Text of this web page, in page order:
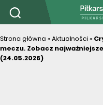
Strona główna »Aktualności »
meczu. Zobacz
(24.05.2026)